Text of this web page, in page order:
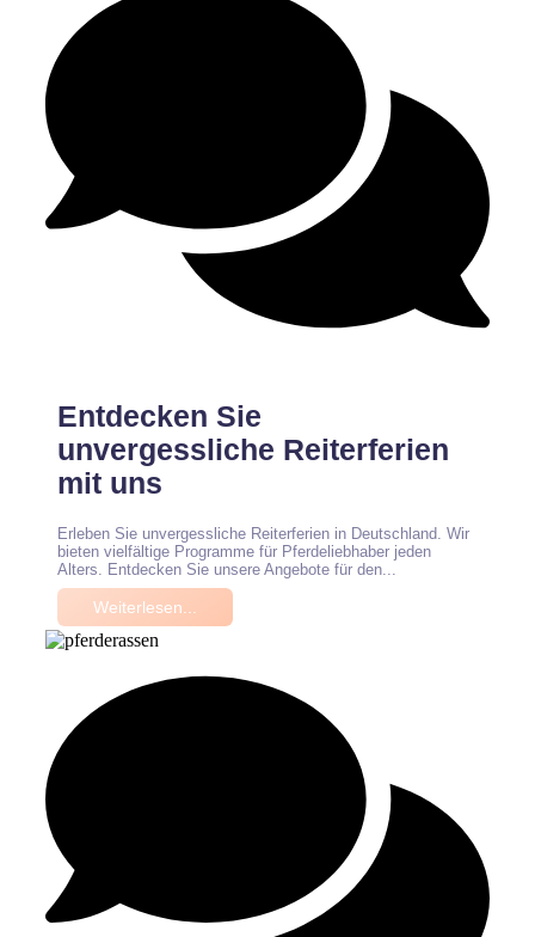
Entdecken Sie
unvergessliche Reiterferien
mit uns
Erleben Sie unvergessliche Reiterferien in Deutschland. Wir
bieten vielfältige Programme für Pferdeliebhaber jeden
Alters. Entdecken Sie unsere Angebote für den...
Weiterlesen...